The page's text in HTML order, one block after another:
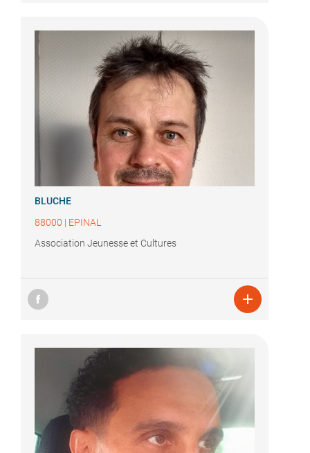
BLUCHE
88000 | EPINAL
Association Jeunesse et Cultures
